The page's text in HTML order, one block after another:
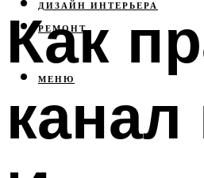
ДИЗАЙН ИНТЕРЬЕРА
РЕМОНТ
МЕНЮ
Как